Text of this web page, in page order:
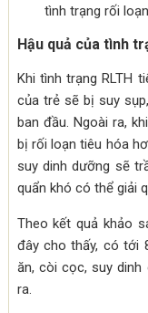
tình trạng rối
Hậu quả của tình
Khi tình trạng RLTH
của trẻ sẽ bị suy
ban đầu. Ngoài ra,
bị rối loạn tiêu hóa
suy dinh dưỡng sẽ
quẩn khó có thể giải
Theo kết quả khảo
đây cho thấy, có tới
ăn, còi cọc, suy
ra.